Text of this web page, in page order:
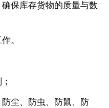
保库存货物的质量与数
。
尘、防虫、防鼠、防